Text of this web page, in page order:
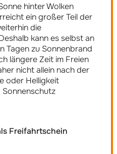
hinter Wolken
ein großer Teil der
die
kann es selbst an
Tagen zu Sonnenbrand
längere Zeit im Freien
nicht allein nach der
oder Helligkeit
Freifahrtschein